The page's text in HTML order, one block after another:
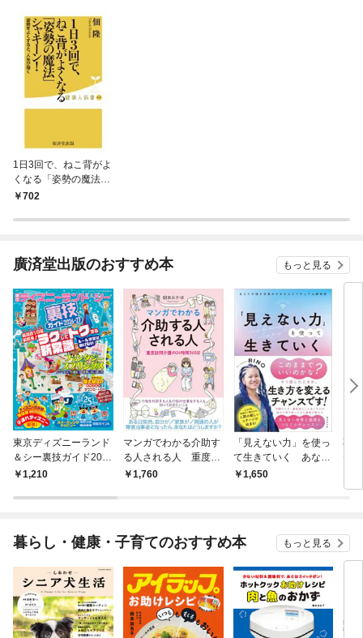
1日3回で、ねこ背がよ
くなる「姿勢の魔法」
シャキーン!
702
廣済堂出版のおすすめ本 もっと見る
東京ディズニーランド
＆シー裏技ガイド202
6-271,210
マンガでわかる介助す
る人される人 重度訪
問介護の24時間365日
1,760
「見えない力」を使っ
て生きていく あなた
の魂を目覚めさせるス
1,650
不
暮らし・健康・子育てのおすすめ本 もっと見る